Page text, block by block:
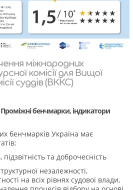
міжнародних
комісії для Вищої
суддів (ВККС)
бенчмарки, індикатори
бенчмарків Україна має
та доброчесність
незалежності,
на всіх рівнях судової влади,